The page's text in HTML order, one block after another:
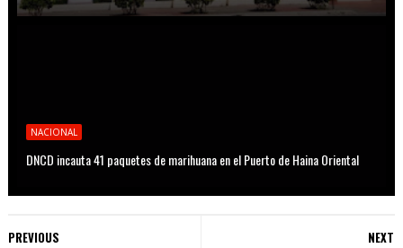
NACIONAL
DNCD incauta 41 paquetes de marihuana en el Puerto de Haina Oriental
NEXT
PREVIOUS